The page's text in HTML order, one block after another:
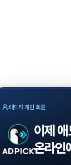
애드픽 개인 회원
이제
온라인